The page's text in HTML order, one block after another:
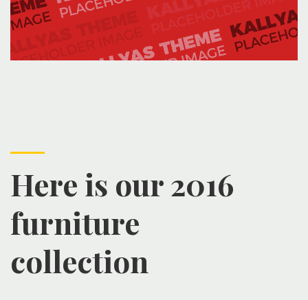
Here is our 2016
furniture
collection